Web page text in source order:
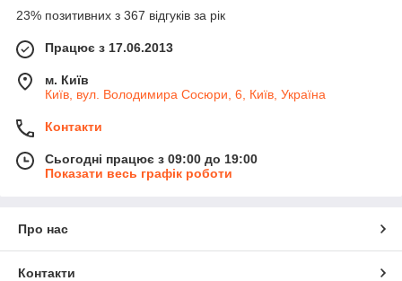
23% позитивних з 367 відгуків за рік
Працює з 17.06.2013
м. Київ
Київ, вул. Володимира Сосюри, 6, Київ, Україна
Контакти
Сьогодні працює з 09:00 до 19:00
Показати весь графік роботи
Про нас
Контакти